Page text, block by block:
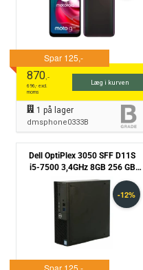
870,-
696,- excl.
moms
Læg i kurven
1 på lager
dmsphone0333B
Dell OptiPlex 3050 SFF D11S
i5-7500 3,4GHz 8GB 256 GB
SSD Win10 Pro - Grade B